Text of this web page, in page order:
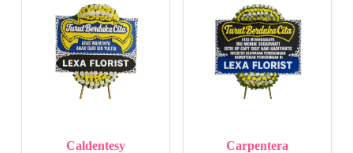
Caldentesy Carpentera